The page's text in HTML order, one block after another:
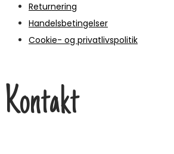
Returnering
Handelsbetingelser
Cookie- og privatlivspolitik
Kontakt